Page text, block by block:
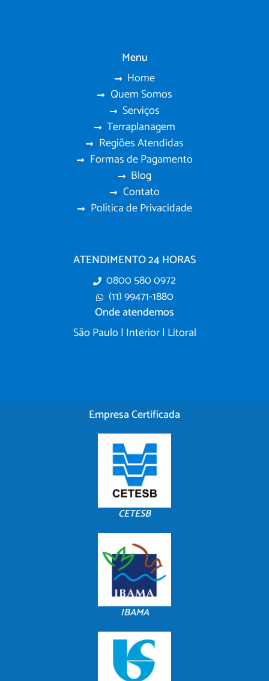
Menu
Home
Quem Somos
Serviços
Terraplanagem
Regiões Atendidas
Formas de Pagamento
Blog
Contato
Política de Privacidade
ATENDIMENTO 24 HORAS
0800 580 0972
(11) 99471-1880
Onde atendemos
São Paulo | Interior | Litoral
Empresa Certificada
CETESB
IBAMA